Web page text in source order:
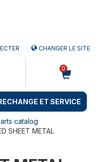
CHANGER LE SITE
0
ET SERVICE
catalog
SHEET METAL